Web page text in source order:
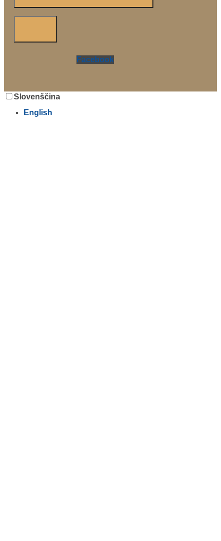
Facebook
Slovenščina
English